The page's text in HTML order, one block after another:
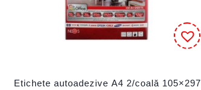
Etichete autoadezive A4 2/coală 105×297